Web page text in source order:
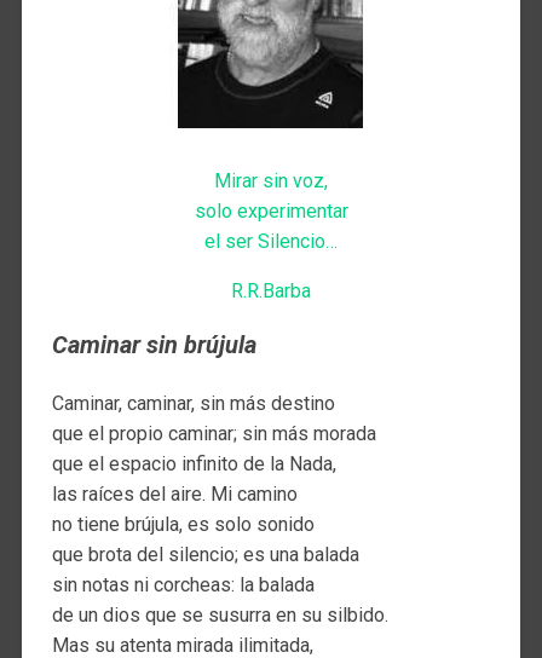
Mirar sin voz,
solo experimentar
el ser Silencio…
R.R.Barba
Caminar sin brújula
Caminar, caminar, sin más destino
que el propio caminar; sin más morada
que el espacio infinito de la Nada,
las raíces del aire. Mi camino
no tiene brújula, es solo sonido
que brota del silencio; es una balada
sin notas ni corcheas: la balada
de un dios que se susurra en su silbido.
Mas su atenta mirada ilimitada,